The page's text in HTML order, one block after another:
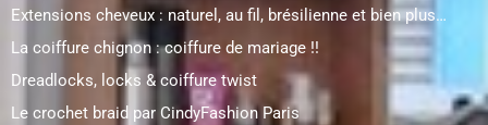
Extensions cheveux : naturel, au fil, brésilienne et bien plus…
La coiffure chignon : coiffure de mariage !!
Dreadlocks, locks & coiffure twist
Le crochet braid par CindyFashion Paris